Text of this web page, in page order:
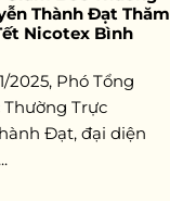
Thành Đạt Thăm
Nicotex Bình
2025, Phó Tổng
Trực
Đạt, đại diện